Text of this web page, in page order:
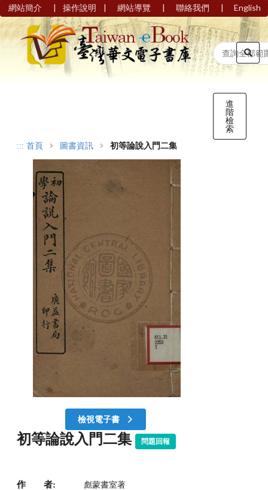
網站簡介 | 操作說明 | 網站導覽 | 聯絡我們 | English
進
階
檢
索
::: 首頁 圖書資訊 初等論說入門二集
檢視電子書
初等論說入門二集 問題回報
作 者: 彪蒙書室著